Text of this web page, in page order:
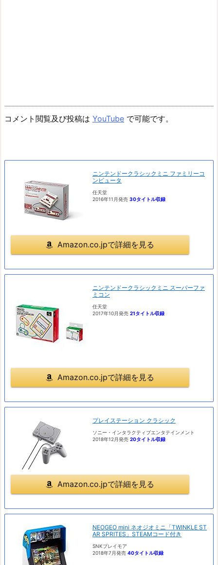
コメント閲覧及び投稿は YouTube で可能です。
ニンテンドークラシックミニ ファミリーコ
ンピュータ
任天堂
2016年11月発売 30タイトル収録
Amazon.co.jpで詳細を見る
ニンテンドークラシックミニ スーパーファ
ミコン
任天堂
2017年10月発売 21タイトル収録
Amazon.co.jpで詳細を見る
プレイステーション クラシック
ソニー・インタラクティブエンタテインメント
2018年12月発売 20タイトル収録
Amazon.co.jpで詳細を見る
NEOGEO mini ネオジオミニ「TWINKLE ST
AR SPRITES」STEAMコード付き
SNKプレイモア
2018年7月発売 40タイトル収録